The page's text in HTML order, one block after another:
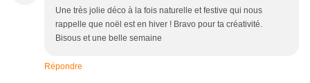
Une très jolie déco à la fois naturelle et festive qui nous
rappelle que noël est en hiver ! Bravo pour ta créativité.
Bisous et une belle semaine
Répondre